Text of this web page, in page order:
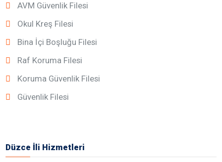
AVM Güvenlik Filesi
Okul Kreş Filesi
Bina İçi Boşluğu Filesi
Raf Koruma Filesi
Koruma Güvenlik Filesi
Güvenlik Filesi
Düzce İli Hizmetleri